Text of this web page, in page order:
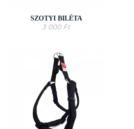
SZOTYI BILÉTA
3 000 Ft